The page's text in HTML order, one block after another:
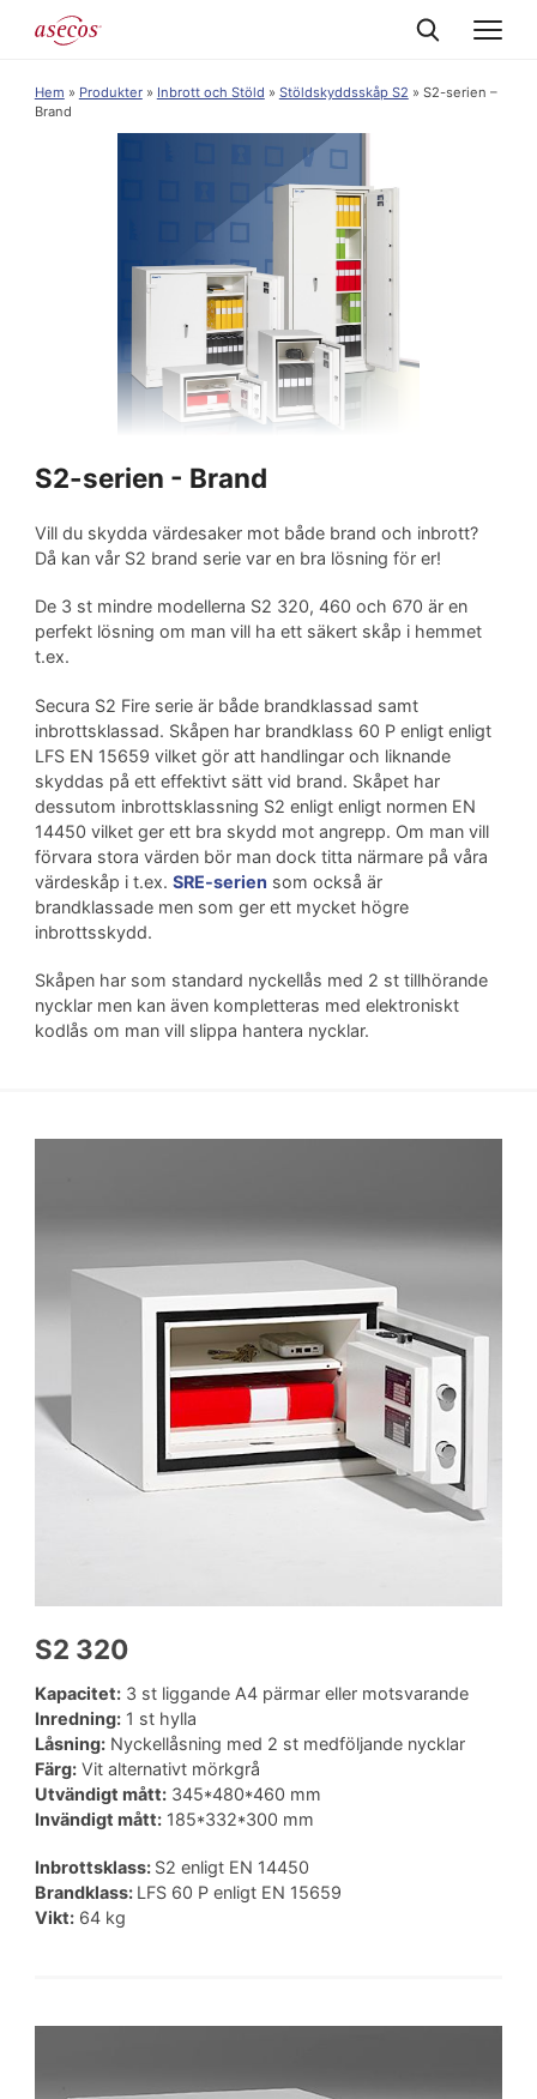
Hem » Produkter» Inbrott och Stöld » Stöldskyddsskåp S2 » S2-serien –
Brand
S2-serien - Brand
Vill du skydda värdesaker mot både brand och inbrott?
Då kan vår S2 brand serie var en bra lösning för er!
De 3 st mindre modellerna S2 320, 460 och 670 är en
perfekt lösning om man vill ha ett säkert skåp i hemmet
t.ex.
Secura S2 Fire serie är både brandklassad samt
inbrottsklassad. Skåpen har brandklass 60 P enligt enligt
LFS EN 15659 vilket gör att handlingar och liknande
skyddas på ett effektivt sätt vid brand. Skåpet har
dessutom inbrottsklassning S2 enligt enligt normen EN
14450 vilket ger ett bra skydd mot angrepp. Om man vill
förvara stora värden bör man dock titta närmare på våra
värdeskåp i t.ex. SRE-serien som också är
brandklassade men som ger ett mycket högre
inbrottsskydd.
Skåpen har som standard nyckellås med 2 st tillhörande
nycklar men kan även kompletteras med elektroniskt
kodlås om man vill slippa hantera nycklar.
S2 320
Kapacitet:3 st liggande A4 pärmar eller motsvarande
Inredning:1 st hylla
Låsning:Nyckellåsning med 2 st medföljande nycklar
Färg:Vit alternativt mörkgrå
Utvändigt mått:345*480*460 mm
Invändigt mått:185*332*300 mm
Inbrottsklass: S2 enligt EN 14450
Brandklass: LFS 60 P enligt EN 15659
Vikt:64 kg